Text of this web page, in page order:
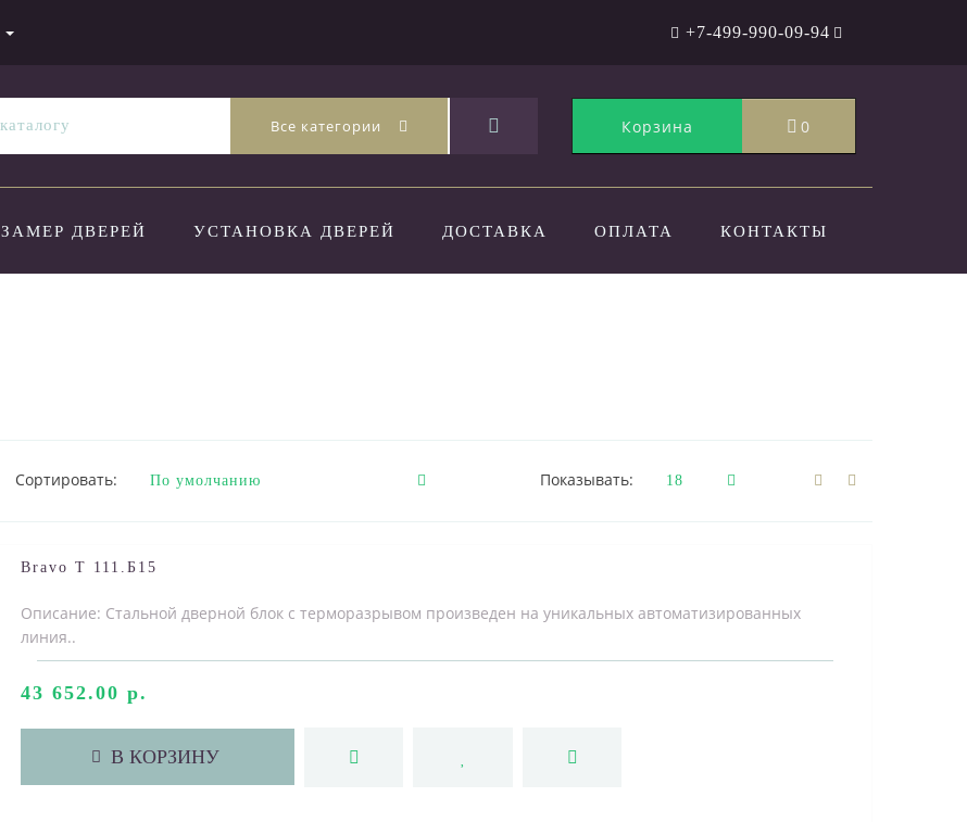
+7-499-990-09-94
Все категории Корзина 0
ЗАМЕР ДВЕРЕЙ УСТАНОВКА ДВЕРЕЙ ДОСТАВКА ОПЛАТА КОНТАКТЫ
Сортировать: Показывать:
Bravo T 111.Б15
Описание: Стальной дверной блок с терморазрывом произведен на уникальных автоматизированных
линия..
43 652.00 р.
В КОРЗИНУ